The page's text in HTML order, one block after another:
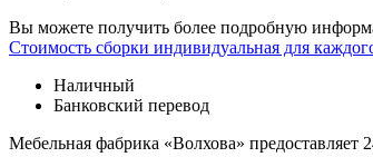
Вы можете получить более подробную
Стоимость сборки индивидуальная для
Наличный
Банковский перевод
Мебельная фабрика «Волхова» предоставляет